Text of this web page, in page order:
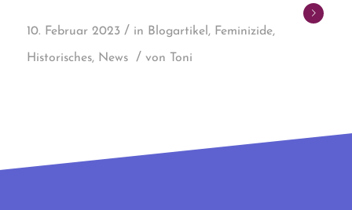
10. Februar 2023 / in Blogartikel , Feminizide,
Historisches, News / von Toni